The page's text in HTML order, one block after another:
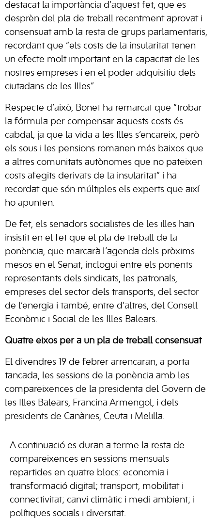
destacat la importància d’aquest fet, que es
desprèn del pla de treball recentment aprovat i
consensuat amb la resta de grups parlamentaris,
recordant que “els costs de la insularitat tenen
un efecte molt important en la capacitat de les
nostres empreses i en el poder adquisitiu dels
ciutadans de les Illes”.
Respecte d’això, Bonet ha remarcat que “trobar
la fórmula per compensar aquests costs és
cabdal, ja que la vida a les Illes s’encareix, però
els sous i les pensions romanen més baixos que
a altres comunitats autònomes que no pateixen
costs afegits derivats de la insularitat” i ha
recordat que són múltiples els experts que així
ho apunten.
De fet, els senadors socialistes de les illes han
insistit en el fet que el pla de treball de la
ponència, que marcarà l’agenda dels pròxims
mesos en el Senat, inclogui entre els ponents
representants dels sindicats, les patronals,
empreses del sector dels transports, del sector
de l’energia i també, entre d’altres, del Consell
Econòmic i Social de les Illes Balears.
Quatre eixos per a un pla de treball consensuat
El divendres 19 de febrer arrencaran, a porta
tancada, les sessions de la ponència amb les
compareixences de la presidenta del Govern de
les Illes Balears, Francina Armengol, i dels
presidents de Canàries, Ceuta i Melilla.
A continuació es duran a terme la resta de
compareixences en sessions mensuals
repartides en quatre blocs: economia i
transformació digital; transport, mobilitat i
connectivitat; canvi climàtic i medi ambient; i
polítiques socials i diversitat.